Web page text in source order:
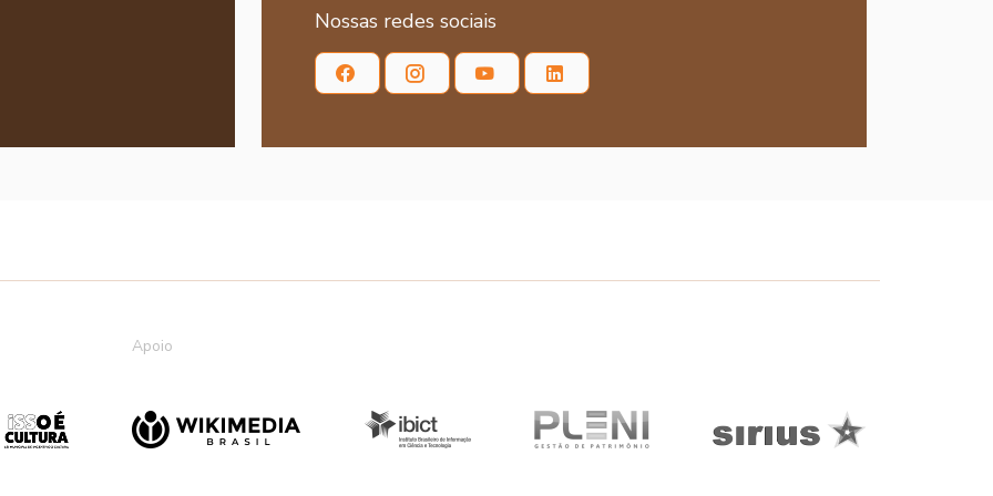
Nossas redes sociais
Apoio